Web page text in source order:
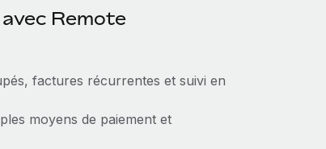
Remote
factures récurrentes et suivi en
moyens de paiement et